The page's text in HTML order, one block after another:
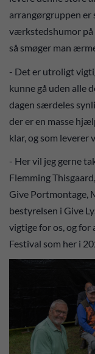
arrangørgruppen er
værkstedshumor på
så smøger man
- Det er utroligt
kunne gå uden alle
dagen særdeles
der er en masse
klar, og som leverer
- Her vil jeg gerne
Flemming
Give Portmontage,
bestyrelsen i Give
vigtige for os, og for
Festival som her i